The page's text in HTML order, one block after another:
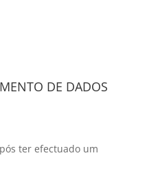
DE DADOS
ter efectuado um